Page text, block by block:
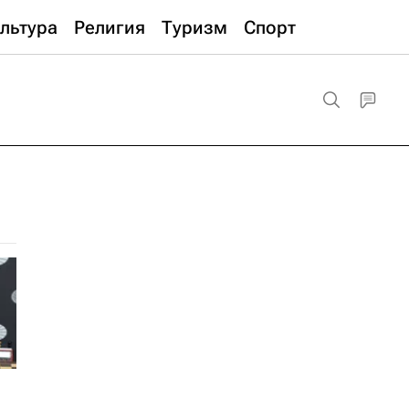
Религия Туризм Спорт